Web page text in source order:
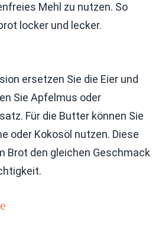
Mehl zu nutzen. So
locker und lecker.
ersetzen Sie die Eier und
Sie Apfelmus oder
Für die Butter können Sie
oder Kokosöl nutzen. Diese
Brot den gleichen Geschmack